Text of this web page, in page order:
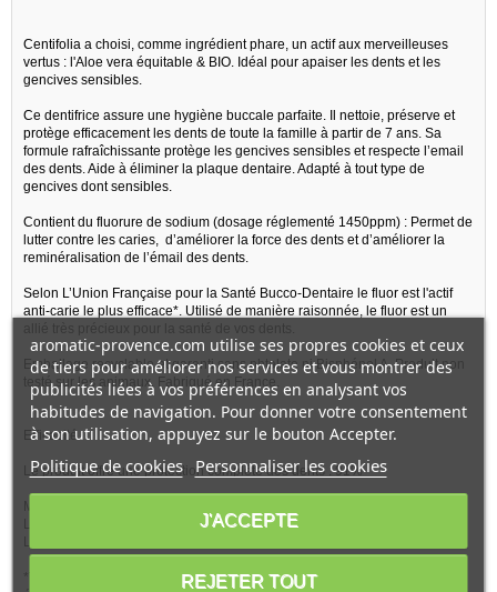
Centifolia a choisi, comme ingrédient phare, un actif aux merveilleuses
vertus : l'Aloe vera équitable & BIO. Idéal pour apaiser les dents et les
gencives sensibles.
Ce dentifrice assure une hygiène buccale parfaite. Il nettoie, préserve et
protège efficacement les dents de toute la famille à partir de 7 ans. Sa
formule rafraîchissante protège les gencives sensibles et respecte l’email
des dents. Aide à éliminer la plaque dentaire. Adapté à tout type de
gencives dont sensibles.
Contient du fluorure de sodium (dosage réglementé 1450ppm) : Permet de
lutter contre les caries, d’améliorer la force des dents et d’améliorer la
reminéralisation de l’émail des dents.
Selon L’Union Française pour la Santé Bucco-Dentaire le fluor est l'actif
anti-carie le plus efficace*. Utilisé de manière raisonnée, le fluor est un
allié très précieux pour la santé de vos dents.
Emballage recyclable et garanti sans phtalate ni Bisphénol A. Produit non
testé sur les animaux. Fabriqué en France.
Efficacité :
Le produit offre une protection complète des dents : 91%
Mes gencives sont protégées : 100%
Le produit n’agresse pas les gencives : 100%
Le produit a un bon pouvoir nettoyant : 100%
*Test d’usage réalisé pendant 22 jours auprès de 22 volontaires (auto-
aromatic-provence.com utilise ses propres cookies et ceux
de tiers pour améliorer nos services et vous montrer des
publicités liées à vos préférences en analysant vos
habitudes de navigation. Pour donner votre consentement
à son utilisation, appuyez sur le bouton Accepter.
Politique de cookies Personnaliser les cookies
REJETER TOUT
J'ACCEPTE